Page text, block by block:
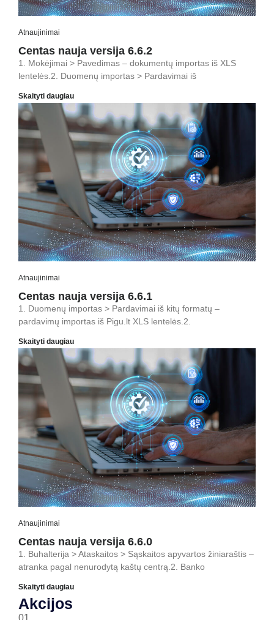
Atnaujinimai
Centas nauja versija 6.6.2
1. Mokėjimai > Pavedimas – dokumentų importas iš XLS
lentelės.2. Duomenų importas > Pardavimai iš
Skaityti daugiau
Atnaujinimai
Centas nauja versija 6.6.1
1. Duomenų importas > Pardavimai iš kitų formatų –
pardavimų importas iš Pigu.lt XLS lentelės.2.
Skaityti daugiau
Atnaujinimai
Centas nauja versija 6.6.0
1. Buhalterija > Ataskaitos > Sąskaitos apyvartos žiniaraštis –
atranka pagal nenurodytą kaštų centrą.2. Banko
Skaityti daugiau
Akcijos
01.